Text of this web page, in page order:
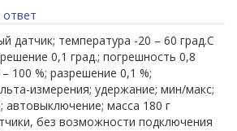
датчик; температура -20 – 60 град.С
0,1 град.; погрешность 0,8
100 %; разрешение 0,1 %;
измерения; удержание; мин/макс;
автовыключение; масса 180 г
без возможности подключения